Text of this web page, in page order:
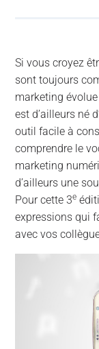
Si vous croyez
sont toujours
marketing
est d’ailleurs né
outil facile à
comprendre le
marketing
d’ailleurs une
Pour cette 3e
expressions qui
avec vos